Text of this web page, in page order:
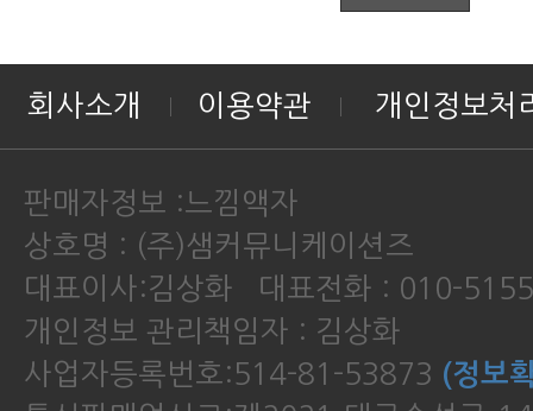
회사소개 이용약관 개인정보처
판매자정보 :느낌액자
상호명 : (주)샘커뮤니케이션즈
대표이사:김상화 대표전화 : 010-
개인정보 관리책임자 : 김상화
사업자등록번호:514-81-53873 (정보